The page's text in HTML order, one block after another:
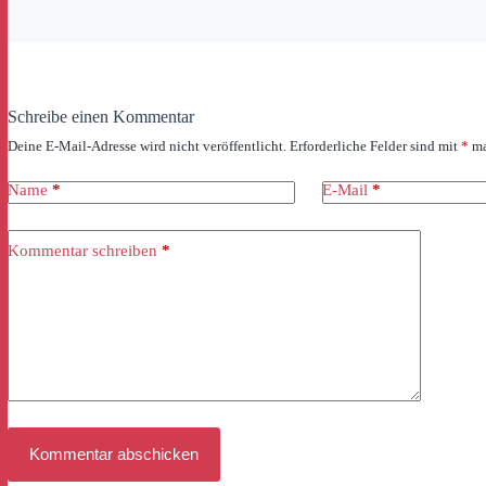
Schreibe einen Kommentar
Deine E-Mail-Adresse wird nicht veröffentlicht. Erforderliche Felder sind mit *
Name * E-Mail *
Kommentar schreiben *
Kommentar abschicken